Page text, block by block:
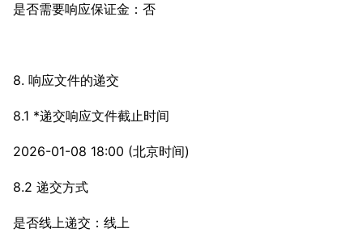
是否需要响应保证金：否
8. 响应文件的递交
8.1 *递交响应文件截止时间
2026-01-08 18:00 (北京时间)
8.2 递交方式
是否线上递交：线上